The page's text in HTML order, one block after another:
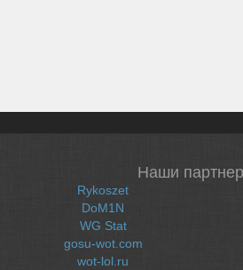
Наши
Rykoszet
DoM1N
WG Stat
gosu-wot.com
wot-lol.ru